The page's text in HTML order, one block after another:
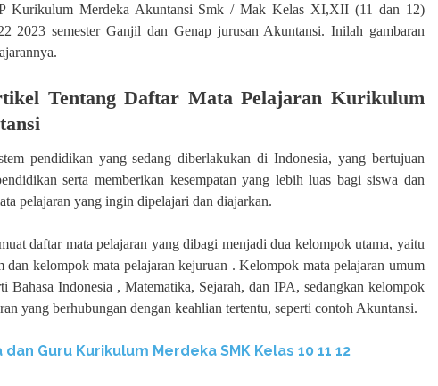
Kurikulum Merdeka Akuntansi Smk / Mak Kelas XI,XII (11 dan 12)
2023 semester Ganjil dan Genap jurusan Akuntansi. Inilah gambaran
Tentang Daftar Mata Pelajaran Kurikulum
pendidikan yang sedang diberlakukan di Indonesia, yang bertujuan
serta memberikan kesempatan yang lebih luas bagi siswa dan
pelajaran yang ingin dipelajari dan diajarkan.
daftar mata pelajaran yang dibagi menjadi dua kelompok utama, yaitu
dan kelompok mata pelajaran kejuruan . Kelompok mata pelajaran umum
Bahasa Indonesia , Matematika, Sejarah, dan IPA, sedangkan kelompok
yang berhubungan dengan keahlian tertentu, seperti contoh Akuntansi.
dan Guru Kurikulum Merdeka SMK Kelas 10 11 12